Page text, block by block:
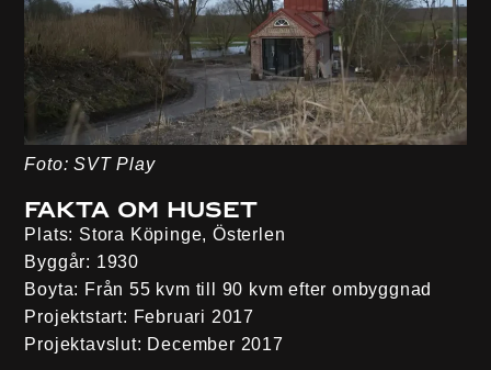
Foto: SVT Play
Fakta om huset
Plats: Stora Köpinge, Österlen
Byggår: 1930
Boyta: Från 55 kvm till 90 kvm efter ombyggnad
Projektstart: Februari 2017
Projektavslut: December 2017